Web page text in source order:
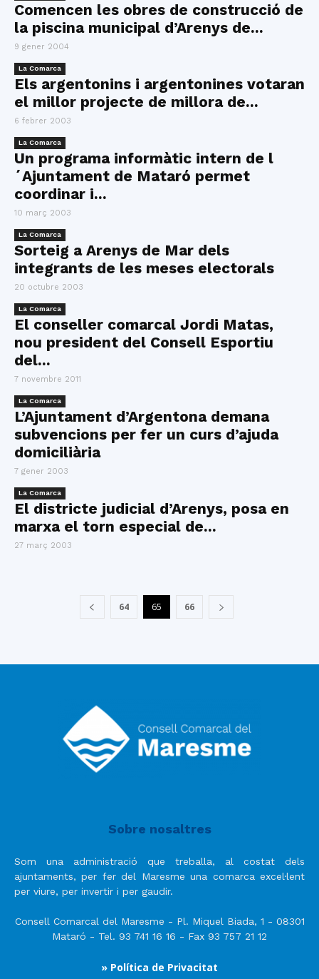
Comencen les obres de construcció de
la piscina municipal d’Arenys de...
9 gener 2004
La Comarca
Els argentonins i argentonines votaran
el millor projecte de millora de...
6 febrer 2003
La Comarca
Un programa informàtic intern de l
´Ajuntament de Mataró permet
coordinar i...
10 març 2003
La Comarca
Sorteig a Arenys de Mar dels
integrants de les meses electorals
20 octubre 2003
La Comarca
El conseller comarcal Jordi Matas,
nou president del Consell Esportiu
del...
7 novembre 2011
La Comarca
L’Ajuntament d’Argentona demana
subvencions per fer un curs d’ajuda
domiciliària
7 gener 2003
La Comarca
El districte judicial d’Arenys, posa en
marxa el torn especial de...
27 març 2003
64 65 66
Sobre nosaltres
Som una administració que treballa, al costat dels
ajuntaments, per fer del Maresme una comarca excel·lent
per viure, per invertir i per gaudir.
Consell Comarcal del Maresme - Pl. Miquel Biada, 1 - 08301
Mataró - Tel. 93 741 16 16 - Fax 93 757 21 12
» Política de Privacitat